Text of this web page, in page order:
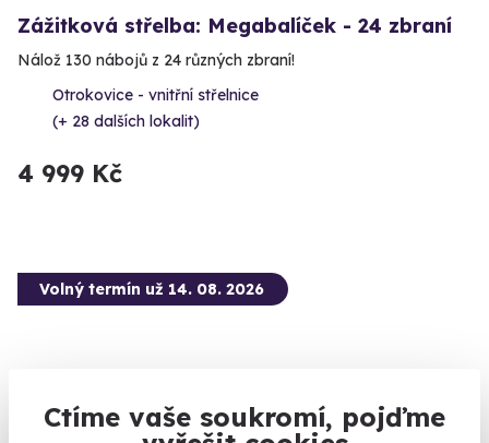
Ctíme vaše soukromí, pojďme
Zážitková střelba: Megabalíček - 24 zbraní
Nálož 130 nábojů z 24 různých zbraní!
Otrokovice - vnitřní střelnice
(+ 28 dalších lokalit)
4 999 Kč
Volný termín už 14. 08. 2026